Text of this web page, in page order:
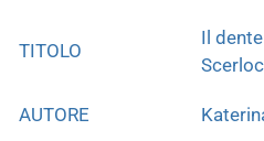
TITOLO
Il
AUTORE